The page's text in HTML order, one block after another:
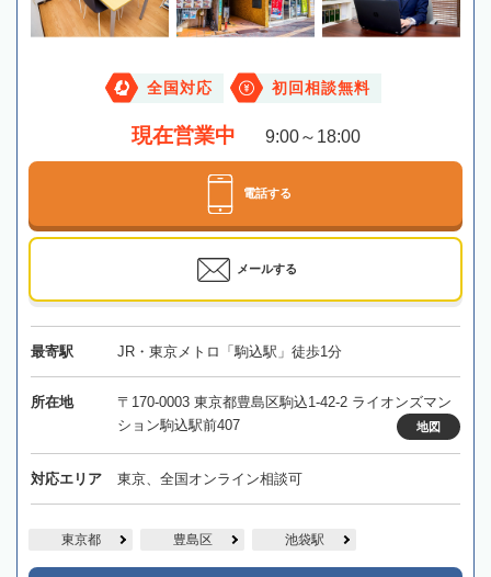
全国対応 初回相談無料
現在営業中 9:00～18:00
電話する
メールする
最寄駅 JR・東京メトロ「駒込駅」徒歩1分
所在地
〒170-0003 東京都豊島区駒込1-42-2 ライオンズマン
ション駒込駅前407
地図
対応エリア 東京、全国オンライン相談可
東京都 豊島区 池袋駅